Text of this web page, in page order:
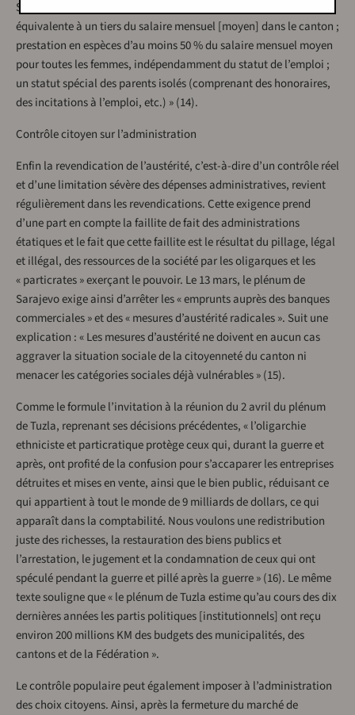
Sarajevo ; l’aide financière minimale aux personnes sans emploi
équivalente à un tiers du salaire mensuel [moyen] dans le canton ;
prestation en espèces d’au moins 50 % du salaire mensuel moyen
pour toutes les femmes, indépendamment du statut de l’emploi ;
un statut spécial des parents isolés (comprenant des honoraires,
des incitations à l’emploi, etc.) » (14).
Contrôle citoyen sur l’administration
Enfin la revendication de l’austérité, c’est-à-dire d’un contrôle réel
et d’une limitation sévère des dépenses administratives, revient
régulièrement dans les revendications. Cette exigence prend
d’une part en compte la faillite de fait des administrations
étatiques et le fait que cette faillite est le résultat du pillage, légal
et illégal, des ressources de la société par les oligarques et les
« particrates » exerçant le pouvoir. Le 13 mars, le plénum de
Sarajevo exige ainsi d’arrêter les « emprunts auprès des banques
commerciales » et des « mesures d’austérité radicales ». Suit une
explication : « Les mesures d’austérité ne doivent en aucun cas
aggraver la situation sociale de la citoyenneté du canton ni
menacer les catégories sociales déjà vulnérables » (15).
Comme le formule l’invitation à la réunion du 2 avril du plénum
de Tuzla, reprenant ses décisions précédentes, « l’oligarchie
ethniciste et particratique protège ceux qui, durant la guerre et
après, ont profité de la confusion pour s’accaparer les entreprises
détruites et mises en vente, ainsi que le bien public, réduisant ce
qui appartient à tout le monde de 9 milliards de dollars, ce qui
apparaît dans la comptabilité. Nous voulons une redistribution
juste des richesses, la restauration des biens publics et
l’arrestation, le jugement et la condamnation de ceux qui ont
spéculé pendant la guerre et pillé après la guerre » (16). Le même
texte souligne que « le plénum de Tuzla estime qu’au cours des dix
dernières années les partis politiques [institutionnels] ont reçu
environ 200 millions KM des budgets des municipalités, des
cantons et de la Fédération ».
Le contrôle populaire peut également imposer à l’administration
des choix citoyens. Ainsi, après la fermeture du marché de